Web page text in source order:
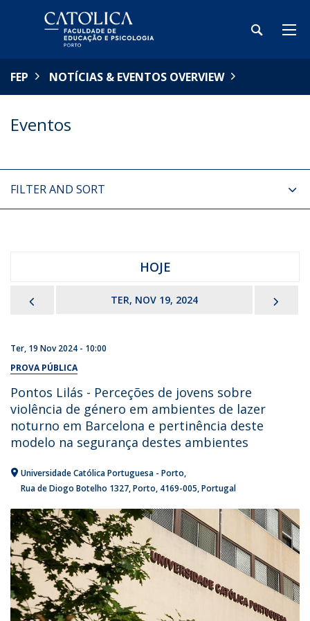
FEP NOTÍCIAS & EVENTOS OVERVIEW
Eventos
FILTER AND SORT
HOJE
TER, NOV 19, 2024
Ter, 19 Nov 2024 - 10:00
PROVA PÚBLICA
Pontos Lilás - Perceções de jovens sobre
violência de género em ambientes de lazer
noturno em Barcelona e pertinência deste
modelo na segurança destes ambientes
Universidade Católica Portuguesa - Porto
Rua de Diogo Botelho 1327 Porto 4169-005 Portugal